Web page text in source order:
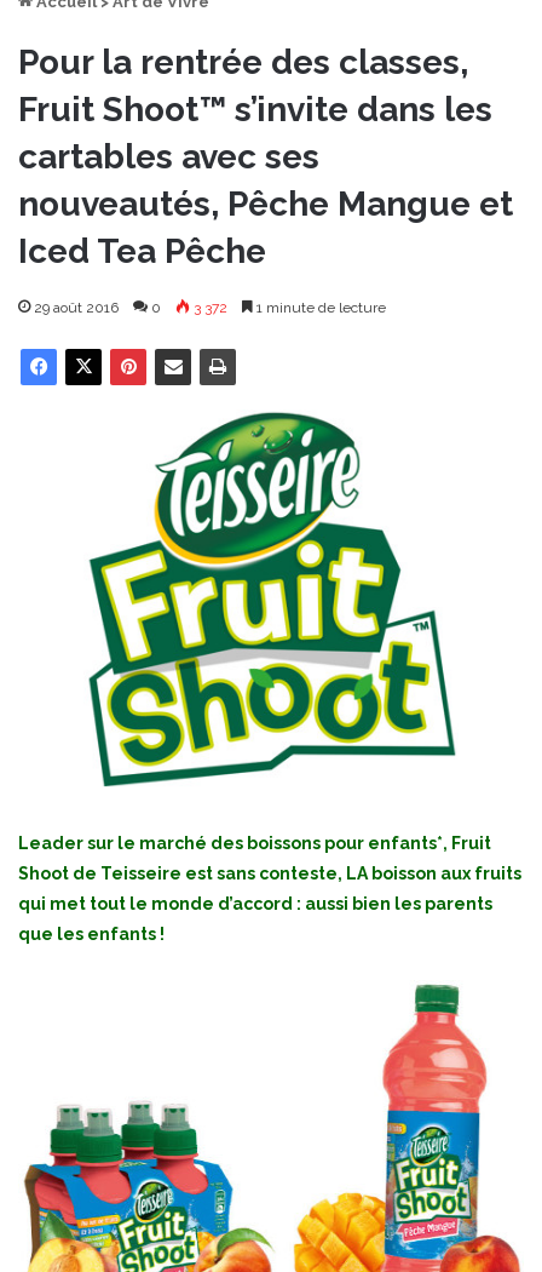
Pour la rentrée des classes,
Fruit Shoot™ s’invite dans les
cartables avec ses
nouveautés, Pêche Mangue et
Iced Tea Pêche
29 août 2016 0 3 372 1 minute de lecture
Leader sur le marché des boissons pour enfants*, Fruit
Shoot de Teisseire est sans conteste, LA boisson aux fruits
qui met tout le monde d’accord : aussi bien les parents
que les enfants !